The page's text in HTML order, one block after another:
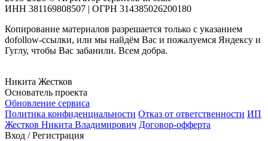
ИНН 381169808507 | ОГРН 314385026200180
Копирование материалов разрешается только с указанием
dofollow-ссылки, или мы найдём Вас и пожалуемся Яндексу и
Гуглу, чтобы Вас забанили. Всем добра.
Никита Жестков
Основатель проекта
Обновление сервиса
Политика конфиденциальности Отказ от ответственности ИП
Жестков Никита Владимирович Договор-офферта
Вход / Регистрация